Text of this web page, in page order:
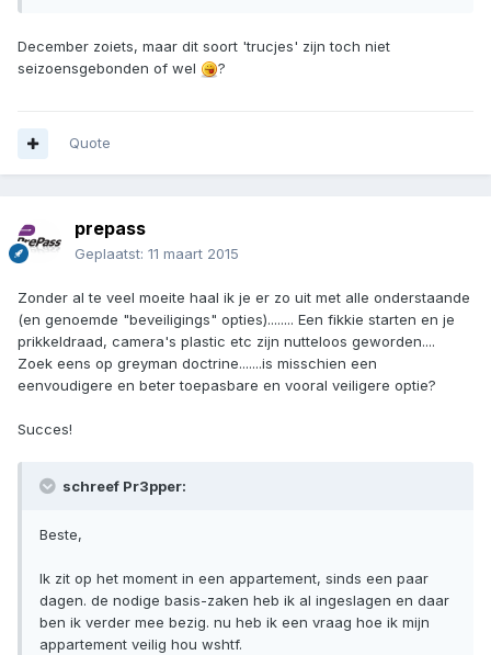
December zoiets, maar dit soort 'trucjes' zijn toch niet
seizoensgebonden of wel
?
Quote
prepass
Geplaatst: 11 maart 2015
Zonder al te veel moeite haal ik je er zo uit met alle onderstaande
(en genoemde "beveiligings" opties)........ Een fikkie starten en je
prikkeldraad, camera's plastic etc zijn nutteloos geworden....
Zoek eens op greyman doctrine.......is misschien een
eenvoudigere en beter toepasbare en vooral veiligere optie?
Succes!
schreef Pr3pper:
Beste,
Ik zit op het moment in een appartement, sinds een paar
dagen. de nodige basis-zaken heb ik al ingeslagen en daar
ben ik verder mee bezig. nu heb ik een vraag hoe ik mijn
appartement veilig hou wshtf.